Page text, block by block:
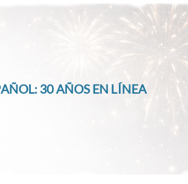
30 AÑOS EN LÍNEA